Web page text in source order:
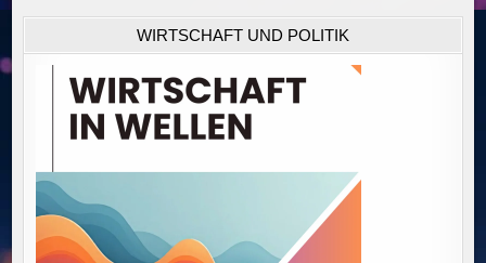
WIRTSCHAFT UND POLITIK